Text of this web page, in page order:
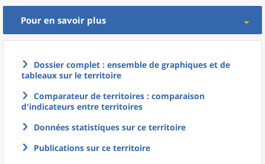
Pour en savoir plus
Dossier complet : ensemble de graphiques et de
tableaux sur le territoire
Comparateur de territoires : comparaison
d'indicateurs entre territoires
Données statistiques sur ce territoire
Publications sur ce territoire